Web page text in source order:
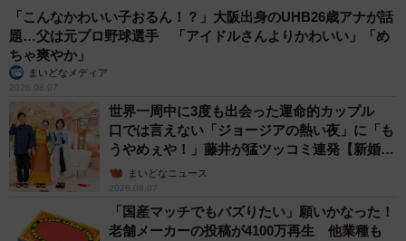
「こんなかわいい子おるん！？」大阪出身のUHB26歳アナが話
題…父は元プロ野球選手 「アイドルさんよりかわいい」「め
ちゃ爽やか」
まいどなメディア
2026.08.07
世界一周中に3度も出会った運命的カップル
口では言えない「ジョージアの熱い夜」に「も
うやめぇや！」藤井が猛ツッコミ連発【新婚さ
ん】まいどなニュース
2026.08.07
「国産マッチでもバズりたい」願いかなった！
老舗メーカーの投稿が4100万再生 他業種も